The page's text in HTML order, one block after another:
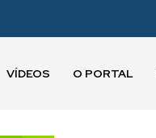
VÍDEOS O PORTAL